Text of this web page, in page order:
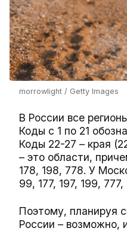
morrowlight / Getty Images
В России все
Коды с 1 по 21
Коды 22-27 – края
– это области,
178, 198, 778. У
99, 177, 197, 199,
Поэтому, планируя
России – возможно,